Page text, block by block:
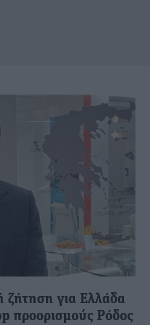
ζήτηση για Ελλάδα
προορισμούς Ρόδος